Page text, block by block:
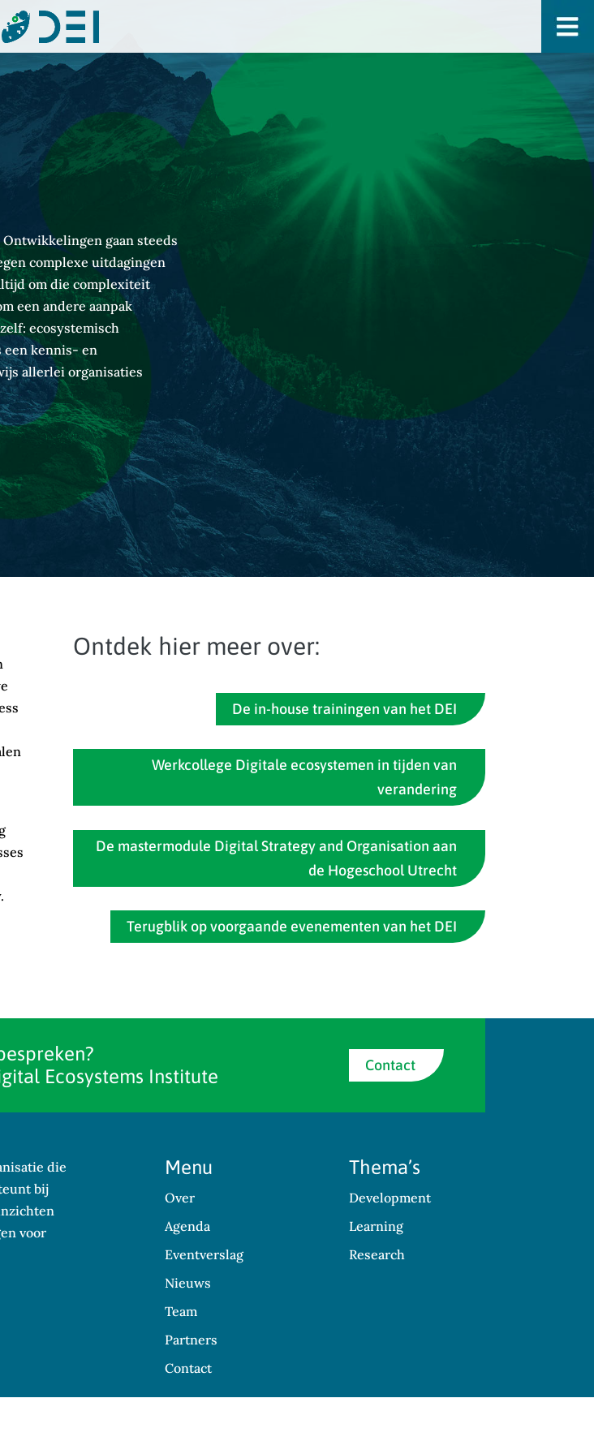
gaan steeds
complexe uitdagingen
om die complexiteit
een andere aanpak
ecosystemisch
een kennis- en
allerlei organisaties
Ontdek hier meer over:
De in-house trainingen van het DEI
Werkcollege Digitale ecosystemen in tijden van
verandering
De mastermodule Digital Strategy and Organisation aan
de Hogeschool Utrecht
Terugblik op voorgaande evenementen van het DEI
Ecosystems Institute
Contact
die
bij
voor
Menu
Over
Agenda
Eventverslag
Nieuws
Team
Partners
Contact
Thema’s
Development
Learning
Research